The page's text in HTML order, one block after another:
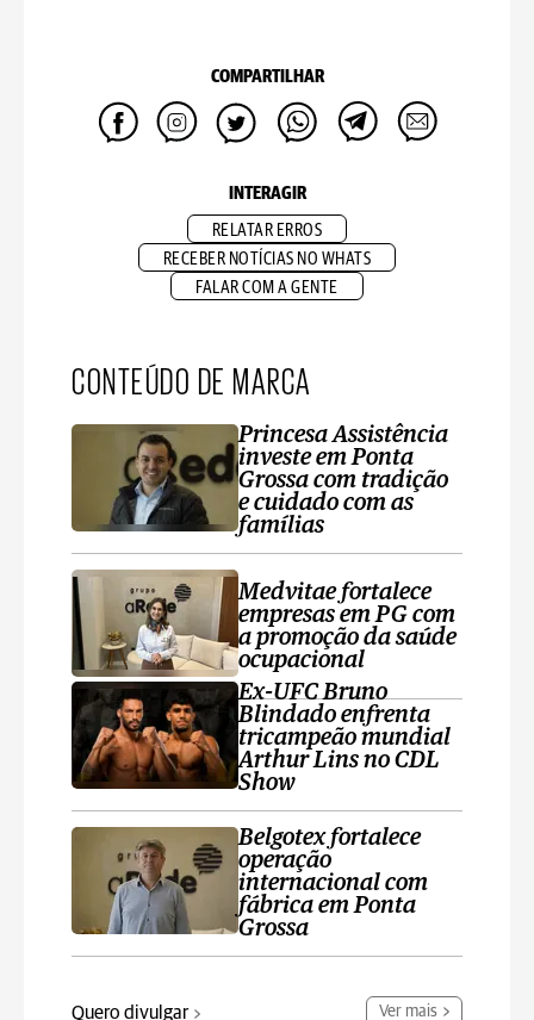
COMPARTILHAR
INTERAGIR
RELATAR ERROS
RECEBER NOTÍCIAS NO WHATS
FALAR COM A GENTE
CONTEÚDO DE MARCA
Princesa Assistência
investe em Ponta
Grossa com tradição
e cuidado com as
famílias
Medvitae fortalece
empresas em PG com
a promoção da saúde
ocupacional
Ex-UFC Bruno
Blindado enfrenta
tricampeão mundial
Arthur Lins no CDL
Show
Belgotex fortalece
operação
internacional com
fábrica em Ponta
Grossa
Quero divulgar Ver mais